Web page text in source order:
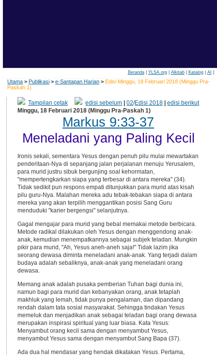
Beranda| YLSA.org| Alkitab| Katalog| AI
Utama > Publikasi > e-Santapan Harian > Edisi Minggu, 18 Februari 2018 (Minggu Pra-
Paskah 1)
Tampilan cetak edisi sebelum |02/Edisi 2018 |edisi berikut
Minggu, 18 Februari 2018 (Minggu Pra-Paskah 1)
Markus 9:33-37
Meneladani yang Paling Kecil
Ironis sekali, sementara Yesus dengan penuh pilu mulai mewartakan
penderitaan-Nya di sepanjang jalan perjalanan menuju Yerusalem,
para murid justru sibuk bergunjing soal kehormatan,
"mempertengkarkan siapa yang terbesar di antara mereka" (34).
Tidak sedikit pun respons empati ditunjukkan para murid atas kisah
pilu guru-Nya. Malahan mereka adu tebak-tebakan siapa di antara
mereka yang akan terpilih menggantikan posisi Sang Guru
menduduki "karier bergengsi" selanjutnya.
Gagal mengajar para murid yang bebal memakai metode berbicara.
Metode radikal dilakukan oleh Yesus dengan menggendong anak-
anak, kemudian menempatkannya sebagai subjek teladan. Mungkin
pikir para murid, "Ah, Yesus aneh-aneh saja!" Tidak lazim jika
seorang dewasa diminta meneladani anak-anak. Yang terjadi dalam
budaya adalah sebaliknya, anak-anak yang meneladani orang
dewasa.
Memang anak adalah pusaka pemberian Tuhan bagi dunia ini,
namun bagi para murid dan kebanyakan orang, anak tetaplah
makhluk yang lemah, tidak punya pengalaman, dan dipandang
rendah dalam tata sosial masyarakat. Sehingga tindakan Yesus
memeluk dan menjadikan anak sebagai teladan bagi orang dewasa
merupakan inspirasi spiritual yang luar biasa. Kata Yesus:
Menyambut orang kecil sama dengan menyambut Yesus,
menyambut Yesus sama dengan menyambut Sang Bapa (37).
Ada dua hal mendasar yang hendak dikatakan Yesus. Pertama,